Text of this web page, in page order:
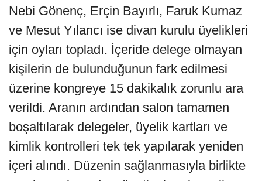
Nebi Gönenç, Erçin Bayırlı, Faruk Kurnaz
ve Mesut Yılancı ise divan kurulu üyelikleri
için oyları topladı. İçeride delege olmayan
kişilerin de bulunduğunun fark edilmesi
üzerine kongreye 15 dakikalık zorunlu ara
verildi. Aranın ardından salon tamamen
boşaltılarak delegeler, üyelik kartları ve
kimlik kontrolleri tek tek yapılarak yeniden
içeri alındı. Düzenin sağlanmasıyla birlikte